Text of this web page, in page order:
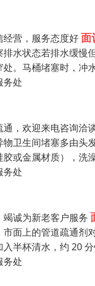
营，服务态度好面
水状态若排水缓
。马桶堵塞时，
务处
，欢迎来电咨询洽
卫生间堵塞多由
或金属材质），
务处
诚为新老客户服务
面上的管道疏通
半杯清水，约 20
务处